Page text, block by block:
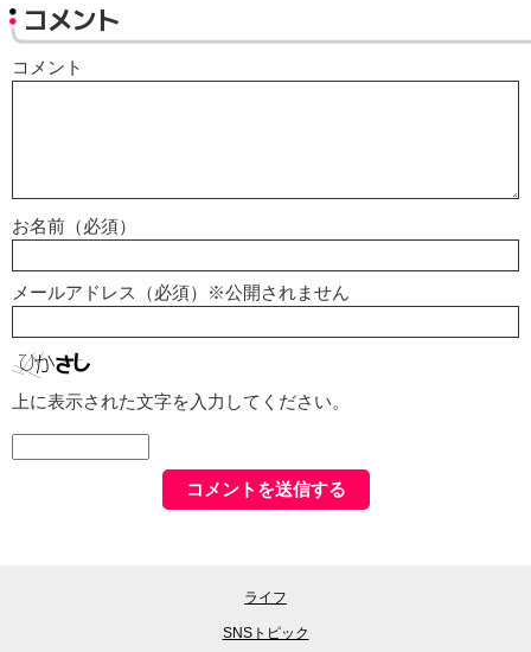
コメント
コメント
お名前（必須）
メールアドレス（必須）※公開されません
上に表示された文字を入力してください。
ライフ
SNSトピック